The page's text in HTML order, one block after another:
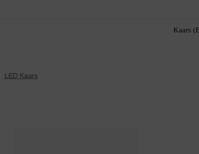
Kaars
LED Kaars